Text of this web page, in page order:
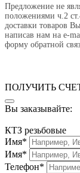
Предложение не
положениями ч.2
доставки товаров
написав нам на e-
форму обратной
ПОЛУЧИТЬ
Вы заказывайте:
КТЗ резьбовые
Имя*
Имя*
Телефон*